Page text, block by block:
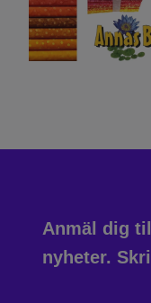
Anmäl dig
nyheter.